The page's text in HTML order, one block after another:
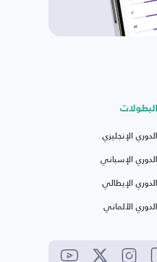
البطولات
الدوري الإنجليزي
الدوري الإسباني
الدوري الإيطالي
الدوري الألماني